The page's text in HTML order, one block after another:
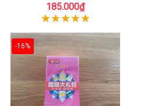
185.000₫
-16%